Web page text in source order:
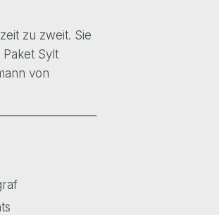
zu zweit. Sie
Sylt
von